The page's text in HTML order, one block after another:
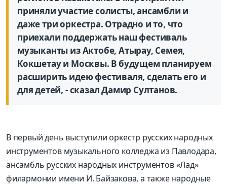
приняли участие солисты, ансамбли и
даже три оркестра. Отрадно и то, что
приехали поддержать наш фестиваль
музыканты из Актобе, Атырау, Семея,
Кокшетау и Москвы. В будущем планируем
расширить идею фестиваля, сделать его и
для детей, - сказал Дамир Султанов.
В первый день выступили оркестр русских народных
инструментов музыкального колледжа из Павлодара,
ансамбль русских народных инструментов «Лад»
филармонии имени И. Байзакова, а также народные